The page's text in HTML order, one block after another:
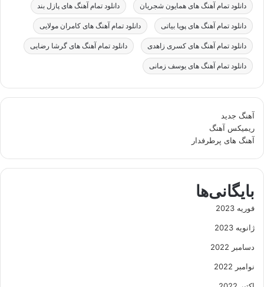
دانلود تمام آهنگ های همایون شجریان دانلود تمام آهنگ های پازل بند
دانلود تمام آهنگ های پویا بیاتی دانلود تمام آهنگ های کامران مولایی
دانلود تمام آهنگ های کسری زاهدی دانلود تمام آهنگ های گرشا رضایی
دانلود تمام آهنگ های یوسف زمانی
آهنگ جدید
ریمیکس آهنگ
آهنگ های پرطرفدار
بایگانی‌ها
فوریه 2023
ژانویه 2023
دسامبر 2022
نوامبر 2022